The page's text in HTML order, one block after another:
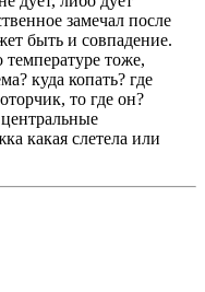
замечал после
быть и совпадение.
тоже,
куда копать? где
то где он?
какая слетела или